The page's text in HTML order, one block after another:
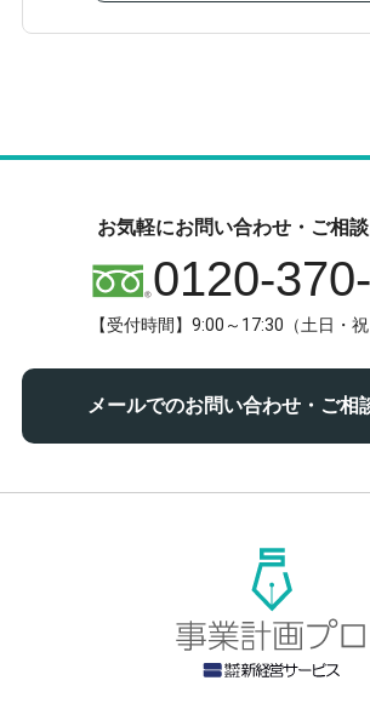
お気軽にお問い合わせ・ご相
0120-
【受付時間】9:00～17:30（土日・祝
メールでのお問い合わせ・ご相